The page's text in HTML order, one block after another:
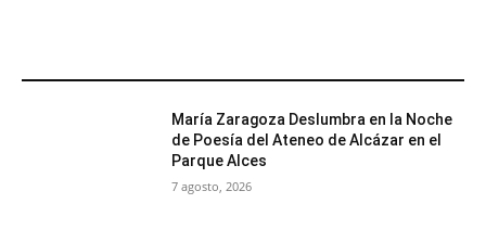
María Zaragoza Deslumbra en la Noche
de Poesía del Ateneo de Alcázar en el
Parque Alces
7 agosto, 2026